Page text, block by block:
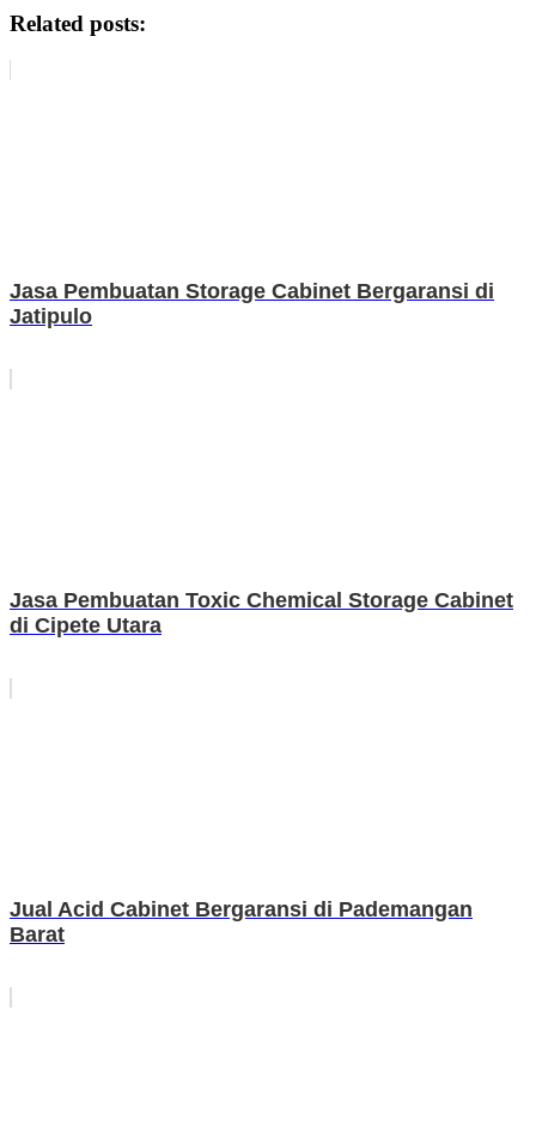
Related posts:
Jasa Pembuatan Storage Cabinet Bergaransi di
Jatipulo
Jasa Pembuatan Toxic Chemical Storage Cabinet
di Cipete Utara
Jual Acid Cabinet Bergaransi di Pademangan
Barat